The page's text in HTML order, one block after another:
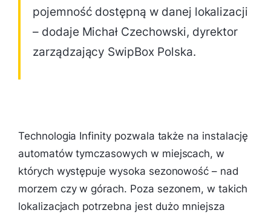
pojemność dostępną w danej lokalizacji
– dodaje Michał Czechowski, dyrektor
zarządzający SwipBox Polska.
Technologia Infinity pozwala także na instalację
automatów tymczasowych w miejscach, w
których występuje wysoka sezonowość – nad
morzem czy w górach. Poza sezonem, w takich
lokalizacjach potrzebna jest dużo mniejsza